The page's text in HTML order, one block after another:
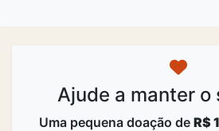
Ajude a manter o
Uma pequena doação de R$